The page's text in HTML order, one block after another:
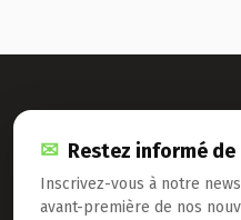
Restez informé
Inscrivez-vous à notre
avant-première de nos